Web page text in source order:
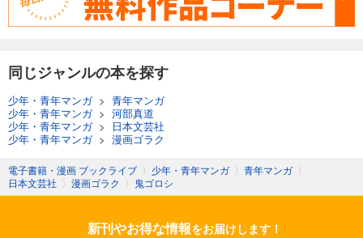
同じジャンルの本を探す
少年・青年マンガ> 青年マンガ
少年・青年マンガ> 河部真道
少年・青年マンガ>
日本文芸社
少年・青年マンガ> 漫画ゴラク
電子書籍・漫画 ブックライブ 〉 少年・青年マンガ 〉 青年マンガ 〉
日本文芸社 〉 漫画ゴラク 〉 鬼ゴロシ
新刊やお得な情報をお届けします！